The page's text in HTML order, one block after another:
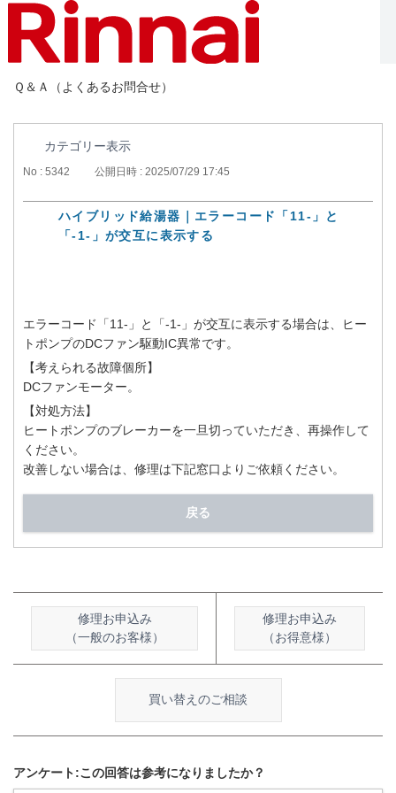
Ｑ＆Ａ（よくあるお問合せ）
カテゴリー表示
No : 5342 公開日時 : 2025/07/29 17:45
ハイブリッド給湯器｜エラーコード「11-」と
「-1-」が交互に表示する
エラーコード「11-」と「-1-」が交互に表示する場合は、ヒー
トポンプのDCファン駆動IC異常です。
【考えられる故障個所】
DCファンモーター。
【対処方法】
ヒートポンプのブレーカーを一旦切っていただき、再操作して
ください。
改善しない場合は、修理は下記窓口よりご依頼ください。
戻る
修理お申込み
（一般のお客様）
修理お申込み
（お得意様）
買い替えのご相談
アンケート:この回答は参考になりましたか？